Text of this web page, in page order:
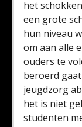
het
een grote
hun niveau
om aan alle
ouders te
beroerd
jeugdzorg
het is niet
studenten